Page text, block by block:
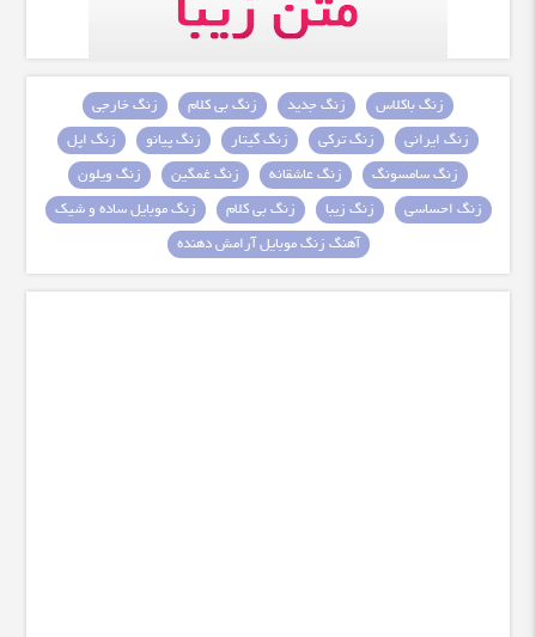
زنگ باکلاس زنگ جدید زنگ بی کلام
زنگ خارجی
زنگ ایرانی
زنگ ترکی زنگ گیتار زنگ پیانو
زنگ اپل
زنگ سامسونگ
زنگ عاشقانه زنگ غمگین
زنگ ویلون
زنگ احساسی
زنگ زیبا زنگ بی کلام
زنگ موبایل ساده و شیک
آهنگ زنگ موبایل آرامش دهنده